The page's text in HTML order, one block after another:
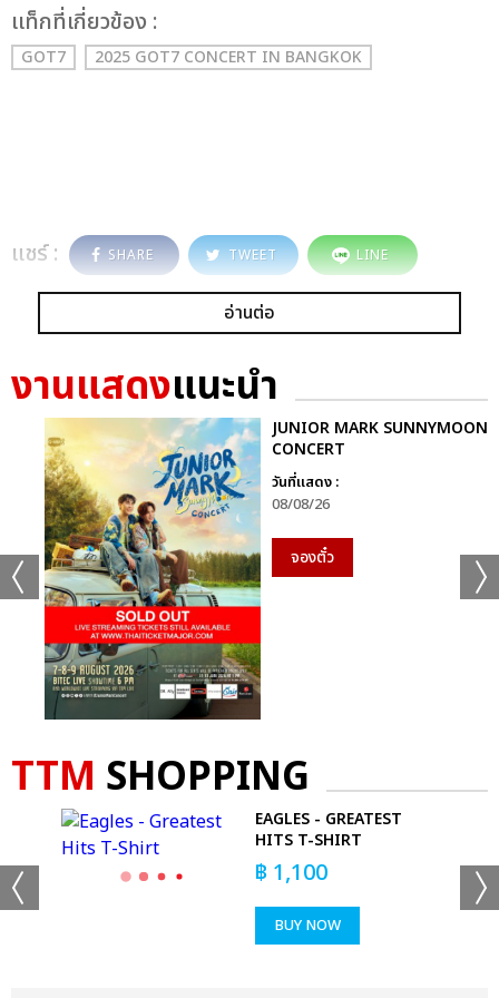
เเท็กที่เกี่ยวข้อง :
GOT7 2025 GOT7 CONCERT IN BANGKOK
แชร์ : SHARE TWEET LINE
อ่านต่อ
งานแสดงแนะนำ
JUNIOR MARK SUNNYMOON
CONCERT
วันที่แสดง :
08/08/26
จองตั๋ว
TTM SHOPPING
EAGLES - GREATEST
HITS T-SHIRT
฿ 1,100
BUY NOW